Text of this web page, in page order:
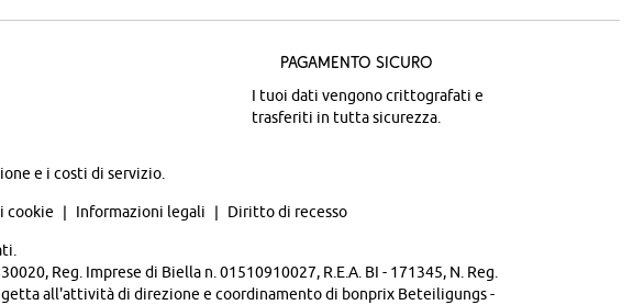
Pagamento sicuro
I tuoi dati vengono crittografati e
trasferiti in tutta sicurezza.
e i costi di servizio.
cookie Informazioni legali Diritto di recesso
Reg. Imprese di Biella n. 01510910027, R.E.A. BI - 171345, N. Reg.
all'attività di direzione e coordinamento di bonprix Beteiligungs -